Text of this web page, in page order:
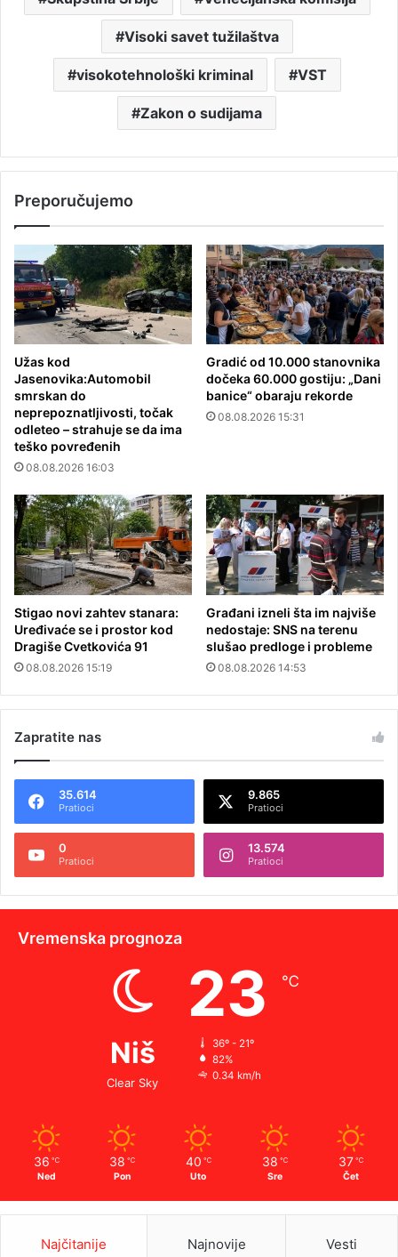
Visoki savet tužilaštva
visokotehnološki kriminal VST
Zakon o sudijama
Preporučujemo
Užas kod
Jasenovika:Automobil
smrskan do
neprepoznatljivosti, točak
odleteo – strahuje se da ima
teško povređenih
08.08.2026 16:03
Gradić od 10.000 stanovnika
dočeka 60.000 gostiju: „Dani
banice“ obaraju rekorde
08.08.2026 15:31
Stigao novi zahtev stanara:
Uređivaće se i prostor kod
Dragiše Cvetkovića 91
08.08.2026 15:19
Građani izneli šta im najviše
nedostaje: SNS na terenu
slušao predloge i probleme
08.08.2026 14:53
Zapratite nas
35.614
Pratioci
9.865
Pratioci
0
Pratioci
13.574
Pratioci
Vremenska prognoza
Niš
Clear Sky
23 ℃
36º - 21º
82%
0.34 km/h
36 ℃
Ned
38 ℃
Pon
40 ℃
Uto
38 ℃
Sre
37 ℃
Čet
Najčitanije Najnovije Vesti